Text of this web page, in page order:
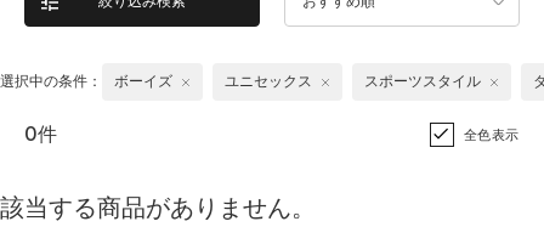
選択中の条件： ボーイズ ユニセックス スポーツスタイル
0件 全色表示
該当する商品がありません。